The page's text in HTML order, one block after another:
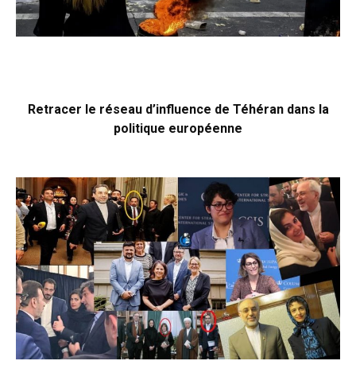
Retracer le réseau d’influence de Téhéran dans la
politique européenne